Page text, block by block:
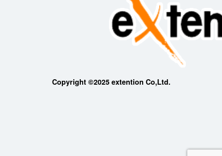
Copyright ©2025 extention Co,Ltd.